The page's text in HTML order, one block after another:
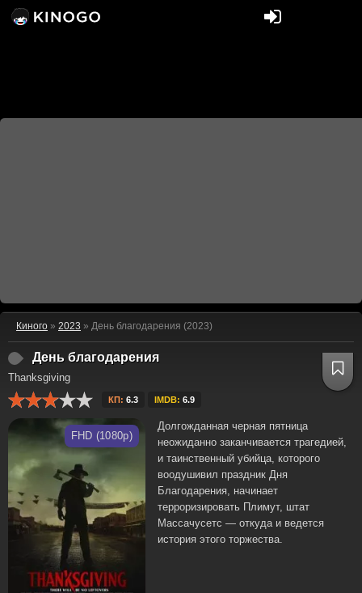
Киного » 2023 » День благодарения (2023)
День благодарения
Thanksgiving
КП: 6.3 IMDB: 6.9
FHD (1080p)
Долгожданная черная пятница
неожиданно заканчивается трагедией,
и таинственный убийца, которого
воодушивил праздник Дня
Благодарения, начинает
терроризировать Плимут, штат
Массачусетс — откуда и ведется
история этого торжества.